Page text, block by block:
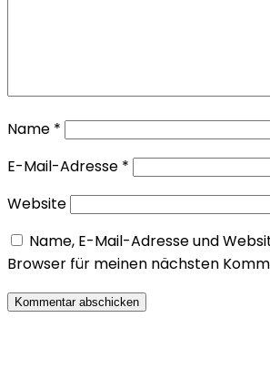
Name *
E-Mail-Adresse *
Website
Name, E-Mail-Adresse und
Browser für meinen nächsten